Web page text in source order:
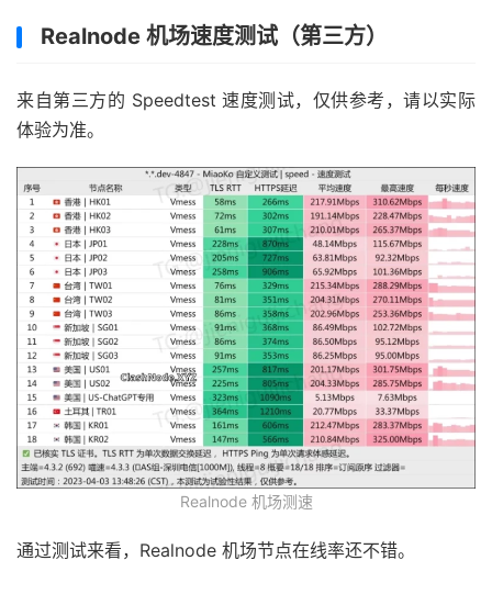
Realnode 机场速度测试（第三方）
来自第三方的 Speedtest 速度测试，仅供参考，请以实际
体验为准。
Realnode 机场测速
通过测试来看，Realnode 机场节点在线率还不错。